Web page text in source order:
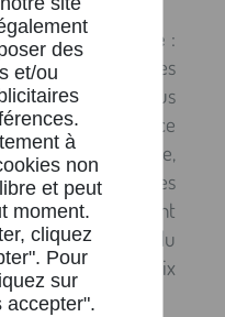
Sécurité Sociale:
qui couvrent des
sont plus
territoire. C’est ce
d’Alsace-Moselle,
général. Les
Sociale sont
aux bénéficiaires du
mutuelles à des prix
des
et/ou
à
non
et peut
moment.
cliquez
Pour
sur
accepter".